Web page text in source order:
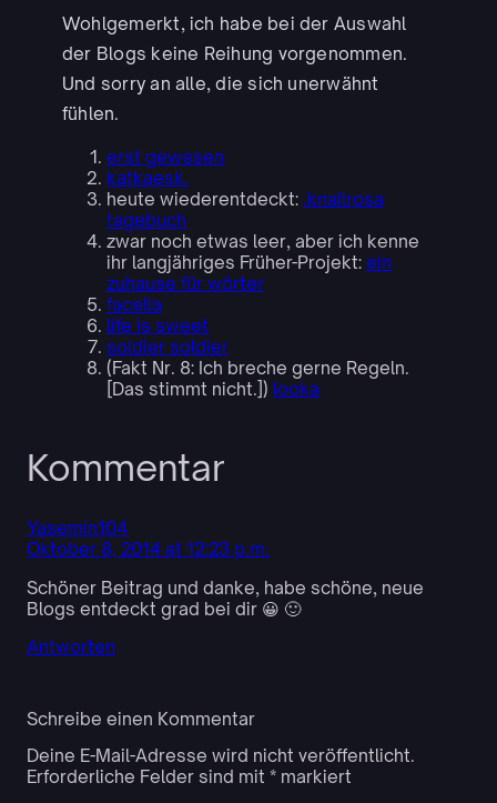
Wohlgemerkt, ich habe bei der Auswahl
der Blogs keine Reihung vorgenommen.
Und sorry an alle, die sich unerwähnt
fühlen.
erst gewesen
katkaesk.
heute wiederentdeckt: .knallrosa
tagebuch
zwar noch etwas leer, aber ich kenne
ihr langjähriges Früher-Projekt: ein
zuhause für wörter
facella
life is sweet
soldier soldier
(Fakt Nr. 8: Ich breche gerne Regeln.
[Das stimmt nicht.]) looka
Kommentar
Yasemin104
Oktober 8, 2014 at 12:23 p.m.
Schöner Beitrag und danke, habe schöne, neue
Blogs entdeckt grad bei dir 😀 🙂
Antworten
Schreibe einen Kommentar
Deine E-Mail-Adresse wird nicht veröffentlicht.
Erforderliche Felder sind mit * markiert